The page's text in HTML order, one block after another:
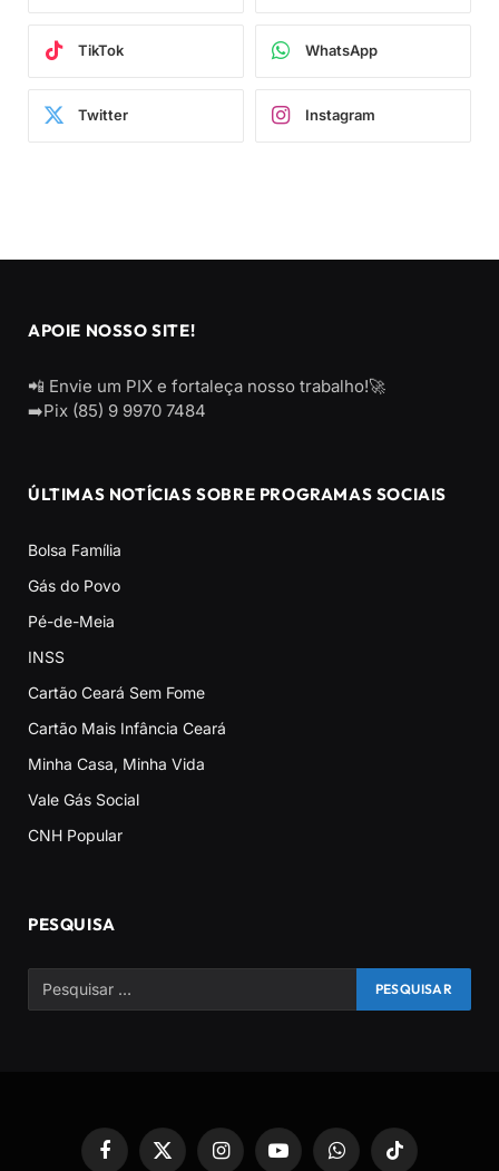
TikTok WhatsApp
Twitter Instagram
APOIE NOSSO SITE!
📲 Envie um PIX e fortaleça nosso trabalho!🚀
➡️Pix (85) 9 9970 7484
ÚLTIMAS NOTÍCIAS SOBRE PROGRAMAS SOCIAIS
Bolsa Família
Gás do Povo
Pé-de-Meia
INSS
Cartão Ceará Sem Fome
Cartão Mais Infância Ceará
Minha Casa, Minha Vida
Vale Gás Social
CNH Popular
PESQUISA
Facebook
X InstagramYouTubeWhatsAppTikTok